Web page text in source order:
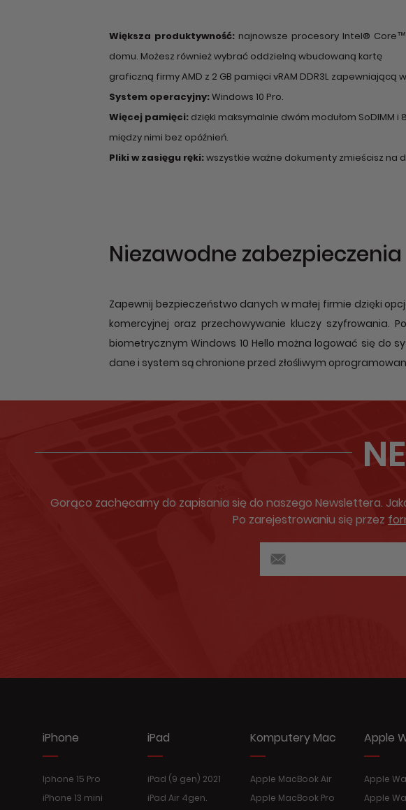
Większa produktywność: najnowsze procesory Intel®
domu. Możesz również wybrać oddzielną wbudowaną kartę
graficzną firmy AMD z 2 GB pamięci vRAM DDR3L zapewniającą
System operacyjny:Windows 10 Pro.
Więcej pamięci: dzięki maksymalnie dwóm modułom SoDIMM
między nimi bez opóźnień.
Pliki w zasięgu ręki:wszystkie ważne dokumenty zmieścisz na
Niezawodne zabezpieczenia
Zapewnij bezpieczeństwo danych w małej firmie dzięki
komercyjnej oraz przechowywanie kluczy szyfrowania.
biometrycznym Windows 10 Hello można logować się do
dane i system są chronione przed złośliwym
Gorąco zachęcamy do zapisania się do naszego Newslettera.
Po zarejestrowaniu się przez
iPhone
Iphone 15 Pro
iPhone 13 mini
iPad
iPad (9 gen) 2021
iPad Air 4gen.
Komputery Mac
Apple MacBook Air
Apple MacBook Pro
Apple
Apple
Apple